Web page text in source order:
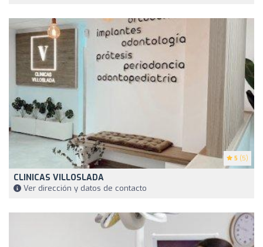
5 (5)
CLINICAS VILLOSLADA
Ver dirección y datos de contacto